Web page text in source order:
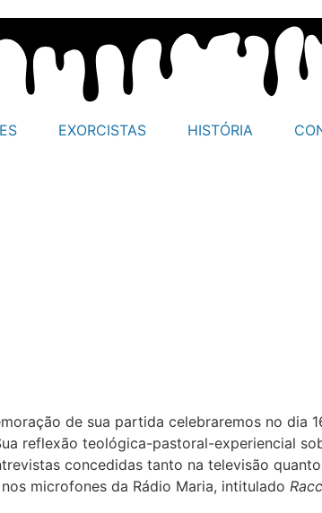
EXORCISTAS HISTÓRIA
de sua partida celebraremos no dia
reflexão teológica-pastoral-experiencial
concedidas tanto na televisão
microfones da Rádio Maria, intitulado